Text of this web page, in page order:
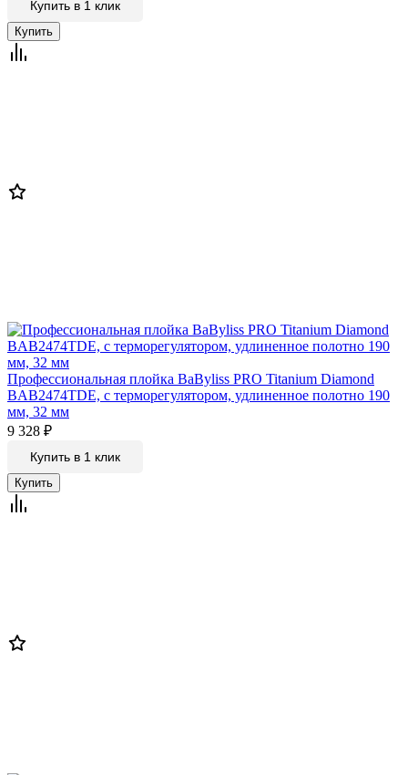
Купить в 1 клик
Профессиональная плойка BaByliss PRO Titanium Diamond
BAB2474TDE, с терморегулятором, удлиненное полотно 190
мм, 32 мм
9 328 ₽
Купить в 1 клик